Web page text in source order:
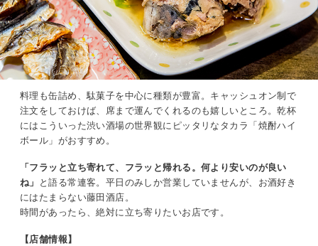
料理も缶詰め、駄菓子を中心に種類が豊富。キャッシュオン制で
注文をしておけば、席まで運んでくれるのも嬉しいところ。乾杯
にはこういった渋い酒場の世界観にピッタリなタカラ「焼酎ハイ
ボール」がおすすめ。
「フラッと立ち寄れて、フラッと帰れる。何より安いのが良い
ね」
と語る常連客。平日のみしか営業していませんが、お酒好き
にはたまらない藤田酒店。
時間があったら、絶対に立ち寄りたいお店です。
【店舗情報】